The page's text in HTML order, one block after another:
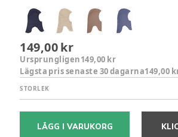
149,00 kr
Ursprungligen149,00 kr
Lägsta pris senaste 30 dagarna149,00
STORLEK
LÄGG I VARUKORG